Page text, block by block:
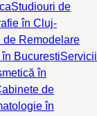
Studiouri de
în Cluj-
de Remodelare
BucureștiServicii
în
de
în